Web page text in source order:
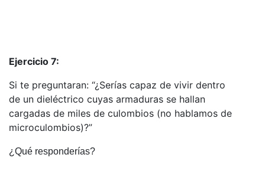
Ejercicio 7:
Si te preguntaran: “¿Serías capaz de vivir dentro
de un dieléctrico cuyas armaduras se hallan
cargadas de miles de culombios (no hablamos de
microculombios)?”
¿Qué responderías?